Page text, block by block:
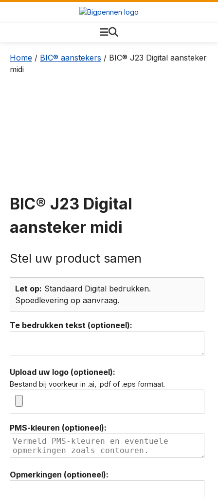
Home / BIC® aanstekers / BIC® J23 Digital aansteker
midi
BIC® J23 Digital
aansteker midi
Let op: Standaard Digital bedrukken.
Spoedlevering op aanvraag.
Te bedrukken tekst (optioneel):
Upload uw logo (optioneel):
Bestand bij voorkeur in .ai, .pdf of .eps formaat.
PMS-kleuren (optioneel):
Opmerkingen (optioneel):